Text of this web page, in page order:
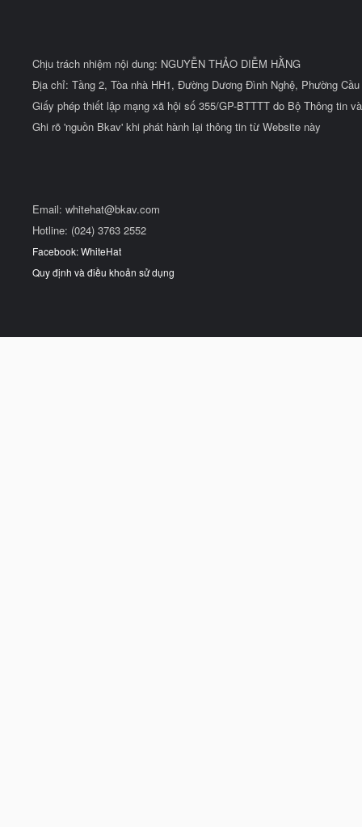
Chịu trách nhiệm nội dung: NGUYỄN THẢO DIỄM HẰNG
Địa chỉ: Tầng 2, Tòa nhà HH1, Đường Dương Đình Nghệ, Phường
Giấy phép thiết lập mạng xã hội số 355/GP-BTTTT do Bộ Thông tin
Ghi rõ 'nguồn Bkav' khi phát hành lại thông tin từ Website này
Email: whitehat@bkav.com
Hotline: (024) 3763 2552
Facebook: WhiteHat
Quy định và điều khoản sử dụng